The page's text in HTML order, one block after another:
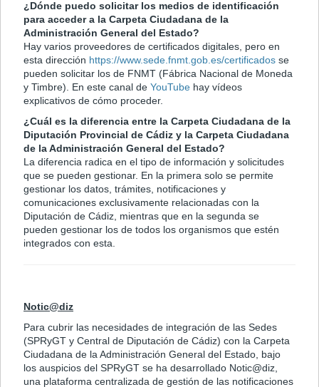
¿Dónde puedo solicitar los medios de identificación
para acceder a la Carpeta Ciudadana de la
Administración General del Estado?
Hay varios proveedores de certificados digitales, pero en
esta dirección https://www.sede.fnmt.gob.es/certificados se
pueden solicitar los de FNMT (Fábrica Nacional de Moneda
y Timbre). En este canal de YouTube hay vídeos
explicativos de cómo proceder.
¿Cuál es la diferencia entre la Carpeta Ciudadana de la
Diputación Provincial de Cádiz y la Carpeta Ciudadana
de la Administración General del Estado?
La diferencia radica en el tipo de información y solicitudes
que se pueden gestionar. En la primera solo se permite
gestionar los datos, trámites, notificaciones y
comunicaciones exclusivamente relacionadas con la
Diputación de Cádiz, mientras que en la segunda se
pueden gestionar los de todos los organismos que estén
integrados con esta.
Notic@diz
Para cubrir las necesidades de integración de las Sedes
(SPRyGT y Central de Diputación de Cádiz) con la Carpeta
Ciudadana de la Administración General del Estado, bajo
los auspicios del SPRyGT se ha desarrollado Notic@diz,
una plataforma centralizada de gestión de las notificaciones